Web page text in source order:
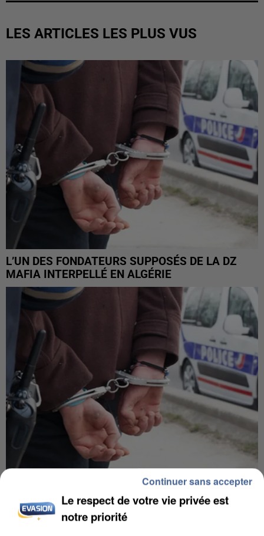
LES ARTICLES LES PLUS VUS
L’UN DES FONDATEURS SUPPOSÉS DE LA DZ
MAFIA INTERPELLÉ EN ALGÉRIE
UN SECOND CADRE DE LA DZ MAFIA
INTERPELLÉ EN ALGÉRIE
Le respect de votre vie privée est
notre priorité
Continuer sans accepter